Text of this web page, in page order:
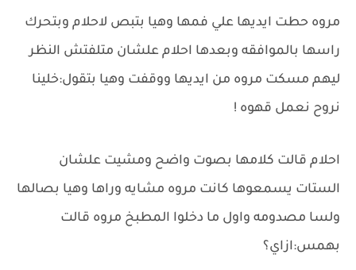
مروه حطت ايديها علي فمها وهيا بتبص لاحلام وبتحرك
راسها بالموافقه وبعدها احلام علشان متلفتش النظر
ليهم مسكت مروه من ايديها ووقفت وهيا بتقول:خلينا
نروح نعمل قهوه !
احلام قالت كلامها بصوت واضح ومشيت علشان
الستات يسمعوها كانت مروه مشايه وراها وهيا بصالها
ولسا مصدومه واول ما دخلوا المطبخ مروه قالت
بهمس:ازاي؟